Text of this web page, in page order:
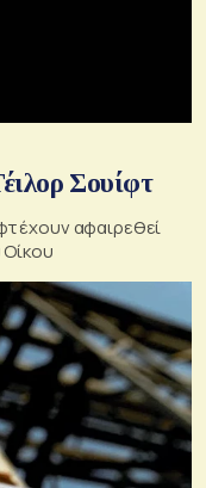
Σουίφτ
έχουν αφαιρεθεί